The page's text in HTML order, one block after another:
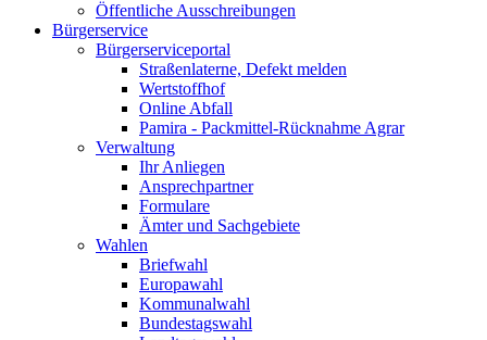
Öffentliche Ausschreibungen
Bürgerservice
Bürgerserviceportal
Straßenlaterne, Defekt melden
Wertstoffhof
Online Abfall
Pamira - Packmittel-Rücknahme Agrar
Verwaltung
Ihr Anliegen
Ansprechpartner
Formulare
Ämter und Sachgebiete
Wahlen
Briefwahl
Europawahl
Kommunalwahl
Bundestagswahl